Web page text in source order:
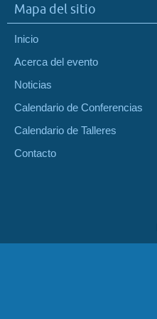
Mapa del sitio
Inicio
Acerca del evento
Noticias
Calendario de Conferencias
Calendario de Talleres
Contacto